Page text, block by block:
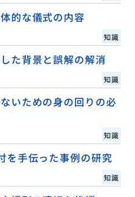
的な儀式の内容
知識
た背景と誤解の解消
知識
いための身の回りの必
知識
を手伝った事例の研究
知識